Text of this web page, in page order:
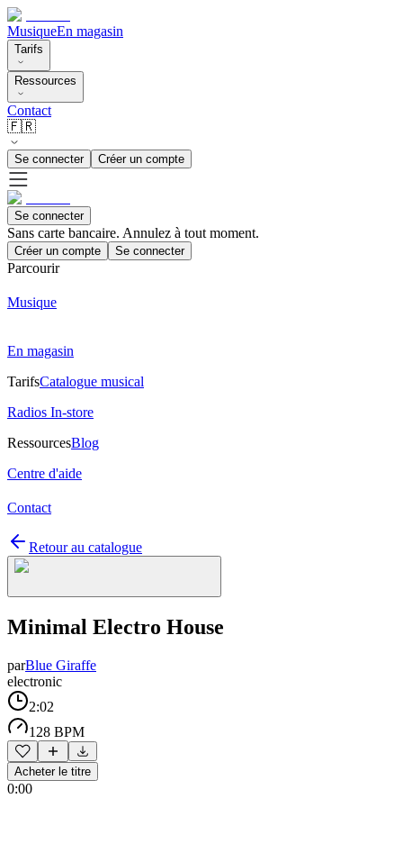
MusiqueEn magasin
Tarifs
Ressources
Contact
🇫🇷
Se connecter Créer un compte
Se connecter
Sans carte bancaire. Annulez à tout moment.
Créer un compte Se connecter
Parcourir
Musique
En magasin
TarifsCatalogue musical
Radios In-store
RessourcesBlog
Centre d'aide
Contact
Retour au catalogue
Minimal Electro House
parBlue Giraffe
electronic
2:02
128 BPM
Acheter le titre
0:00